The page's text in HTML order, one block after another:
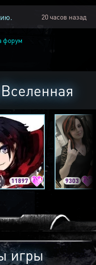
20 часов назад
форум
11897 9303
игры